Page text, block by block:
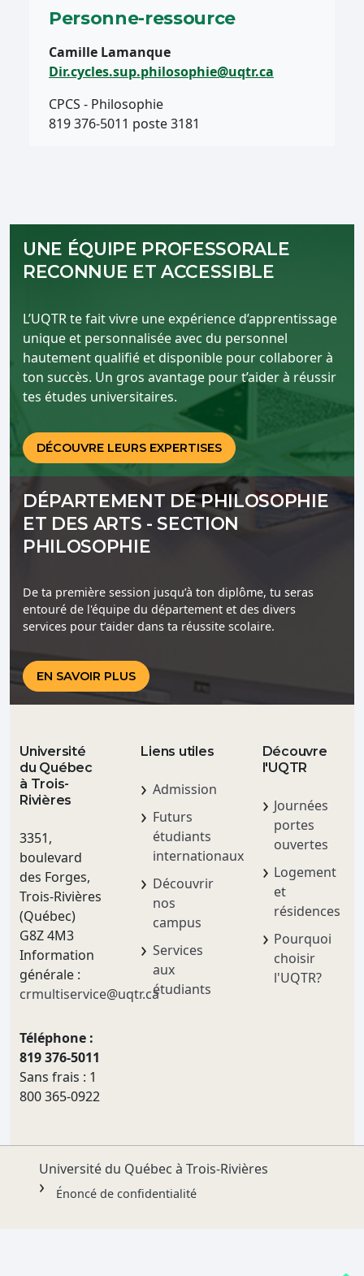
Personne-ressource
Camille Lamanque
Dir.cycles.sup.philosophie@uqtr.ca
CPCS - Philosophie
819 376-5011 poste 3181
UNE ÉQUIPE PROFESSORALE
RECONNUE ET ACCESSIBLE
L’UQTR te fait vivre une expérience d’apprentissage
unique et personnalisée avec du personnel
hautement qualifié et disponible pour collaborer à
ton succès. Un gros avantage pour t’aider à réussir
tes études universitaires.
DÉCOUVRE LEURS EXPERTISES
DÉPARTEMENT DE PHILOSOPHIE
ET DES ARTS - SECTION
PHILOSOPHIE
De ta première session jusqu’à ton diplôme, tu seras
entouré de l'équipe du département et des divers
services pour t’aider dans ta réussite scolaire.
EN SAVOIR PLUS
Université
du Québec
à Trois-
Rivières
3351,
boulevard
des Forges,
Trois-Rivières
(Québec)
G8Z 4M3
Information
générale :
crmultiservice@uqtr.ca
Téléphone :
819 376-5011
Sans frais : 1
800 365-0922
Liens utiles
Admission
Futurs
étudiants
internationaux
Découvrir
nos
campus
Services
aux
étudiants
Découvre
l'UQTR
Journées
portes
ouvertes
Logement
et
résidences
Pourquoi
choisir
l'UQTR?
Université du Québec à Trois-Rivières
Énoncé de confidentialité